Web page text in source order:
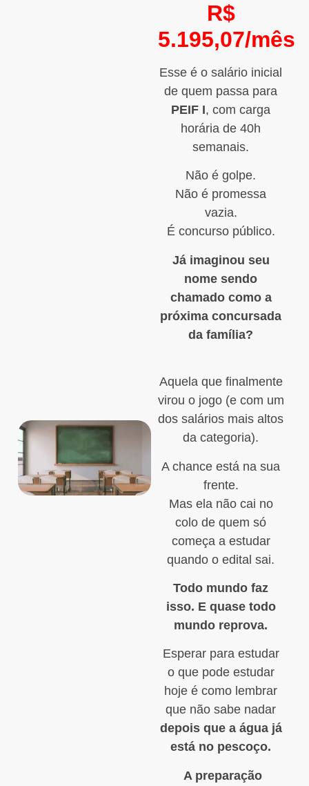
R$
5.195,07/mês
Esse é o salário inicial
de quem passa para
PEIF I, com carga
horária de 40h
semanais.
Não é golpe.
Não é promessa
vazia.
É concurso público.
Já imaginou seu
nome sendo
chamado como a
próxima concursada
da família?
Aquela que finalmente
virou o jogo (e com um
dos salários mais altos
da categoria).
A chance está na sua
frente.
Mas ela não cai no
colo de quem só
começa a estudar
quando o edital sai.
Todo mundo faz
isso. E quase todo
mundo reprova.
Esperar para estudar
o que pode estudar
hoje é como lembrar
que não sabe nadar
depois que a água já
está no pescoço.
A preparação